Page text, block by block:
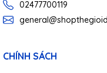
02477700119
CHÍNH SÁCH